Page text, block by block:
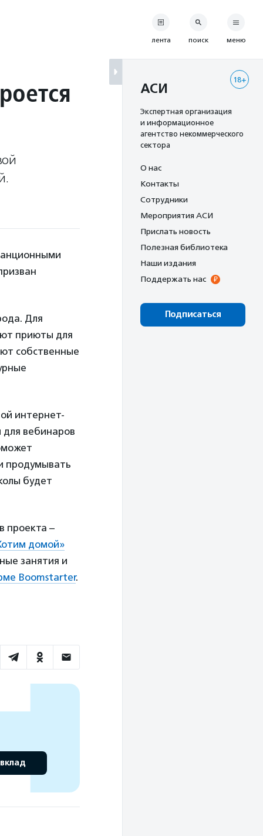
Для
приюты для
собственные
интернет-
вебинаров
продумывать
будет
проекта –
домой»
занятия и
Boomstarter.
лента поиск меню
18+
АСИ
Экспертная организация
и информационное
агентство некоммерческого
сектора
О нас
Контакты
Сотрудники
Мероприятия АСИ
Прислать новость
Полезная библиотека
Наши издания
Поддержать нас
Подписаться